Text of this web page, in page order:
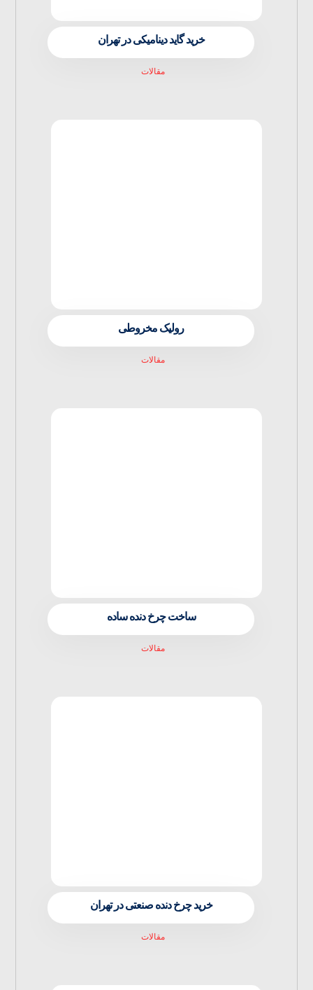
خرید گاید دینامیکی در تهران
مقالات
رولیک مخروطی
مقالات
ساخت چرخ دنده ساده
مقالات
خرید چرخ دنده صنعتی در تهران
مقالات